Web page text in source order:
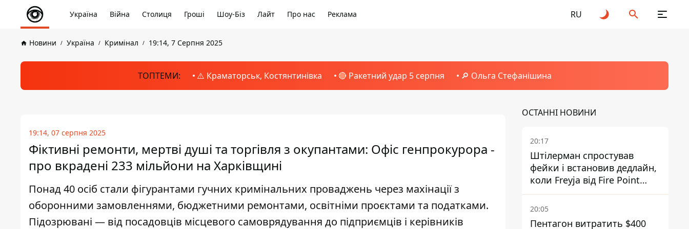
Україна Війна Столиця Гроші Шоу-Біз Лайт Про нас Реклама RU
Новини Україна Кримінал 19:14, 7 Серпня 2025
ТОПТЕМИ: ⚠️ Краматорськ, Костянтинівка 🔴 Ракетний удар 5 серпня 🔎 Ольга Стефанішина
19:14, 07 серпня 2025
Фіктивні ремонти, мертві душі та торгівля з окупантами: Офіс генпрокурора -
про вкрадені 233 мільйони на Харківщині
Понад 40 осіб стали фігурантами гучних кримінальних проваджень через махінації з
оборонними замовленнями, бюджетними ремонтами, освітніми проєктами та податками.
Підозрювані — від посадовців місцевого самоврядування до підприємців і керівників
ОСТАННІ НОВИНИ
20:17
Штілерман спростував
фейки і встановив дедлайн,
коли Freyja від Fire Point
повноцінно запрацює проти
балістики
20:05
Пентагон витратить $400